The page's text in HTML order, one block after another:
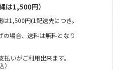
は1,500円）
1,500円(1配送先につき。
の場合、送料は無料となり
いがご利用出来ます。